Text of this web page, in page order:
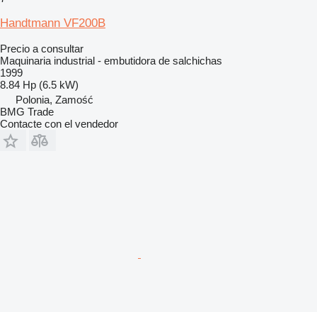
Handtmann VF200B
Precio a consultar
Maquinaria industrial - embutidora de salchichas
1999
8.84 Hp (6.5 kW)
Polonia, Zamość
BMG Trade
Contacte con el vendedor